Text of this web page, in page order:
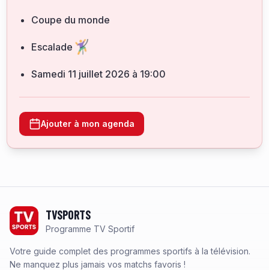
Coupe du monde
Escalade
samedi 11 juillet 2026 à 19:00
Ajouter à mon agenda
TVSPORTS
Programme TV Sportif
Votre guide complet des programmes sportifs à la télévision.
Ne manquez plus jamais vos matchs favoris !